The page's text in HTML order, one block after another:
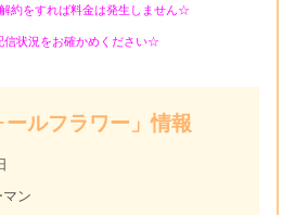
約をすれば料金は発生しません☆
状況をお確かめください☆
ールフラワー」情報
ン